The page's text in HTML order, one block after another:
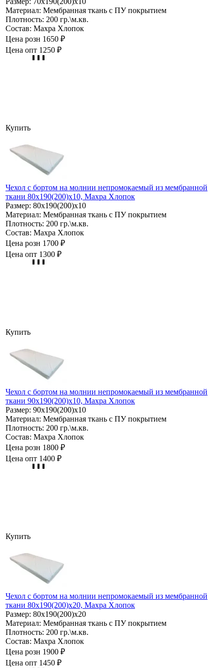
Материал: Мембранная ткань с ПУ покрытием
Плотность: 200 гр.\м.кв.
Состав: Махра Хлопок
Цена розн 1650 ₽
Цена опт 1250 ₽
Купить
Чехол с бортом на молнии непромокаемый из мембранной
ткани 80х190(200)х10, Махра Хлопок
Размер: 80х190(200)х10
Материал: Мембранная ткань с ПУ покрытием
Плотность: 200 гр.\м.кв.
Состав: Махра Хлопок
Цена розн 1700 ₽
Цена опт 1300 ₽
Купить
Чехол с бортом на молнии непромокаемый из мембранной
ткани 90х190(200)х10, Махра Хлопок
Размер: 90х190(200)х10
Материал: Мембранная ткань с ПУ покрытием
Плотность: 200 гр.\м.кв.
Состав: Махра Хлопок
Цена розн 1800 ₽
Цена опт 1400 ₽
Купить
Чехол с бортом на молнии непромокаемый из мембранной
ткани 80х190(200)х20, Махра Хлопок
Размер: 80х190(200)х20
Материал: Мембранная ткань с ПУ покрытием
Плотность: 200 гр.\м.кв.
Состав: Махра Хлопок
Цена розн 1900 ₽
Цена опт 1450 ₽